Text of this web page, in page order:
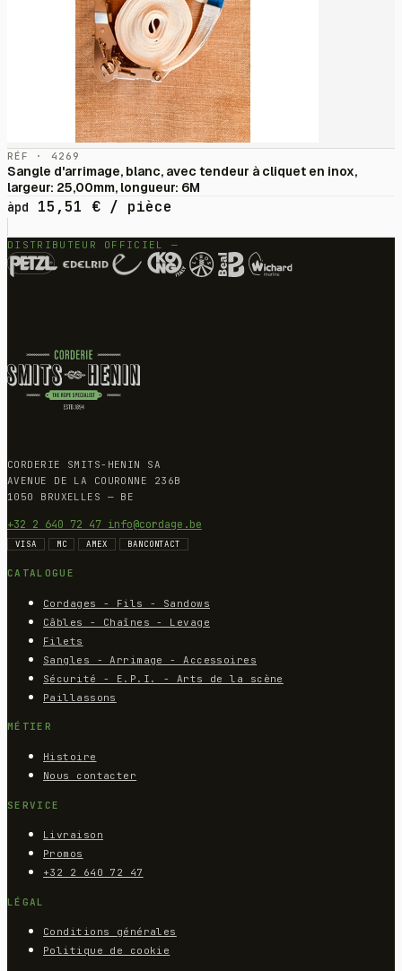
RÉF · 4269
Sangle d'arrimage, blanc, avec tendeur à cliquet en inox,
largeur: 25,00mm, longueur: 6M
àpd
15,51 € / pièce
DISTRIBUTEUR OFFICIEL —
CORDERIE SMITS-HENIN SA
AVENUE DE LA COURONNE 236B
1050 BRUXELLES — BE
+32 2 640 72 47 info@cordage.be
VISA MC AMEX BANCONTACT
CATALOGUE
Cordages - Fils - Sandows
Câbles - Chaînes - Levage
Filets
Sangles - Arrimage - Accessoires
Sécurité - E.P.I. - Arts de la scène
Paillassons
MÉTIER
Histoire
Nous contacter
SERVICE
Livraison
Promos
+32 2 640 72 47
LÉGAL
Conditions générales
Politique de cookie